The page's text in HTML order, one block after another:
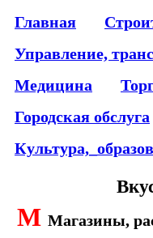
Главная
Управление,
Медицина
Городская обслуга
М Магазины,